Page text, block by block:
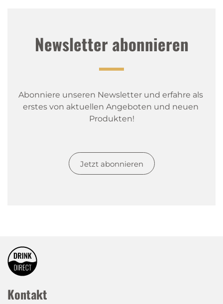
Newsletter abonnieren
Abonniere unseren Newsletter und erfahre als
erstes von aktuellen Angeboten und neuen
Produkten!
Jetzt abonnieren
Kontakt